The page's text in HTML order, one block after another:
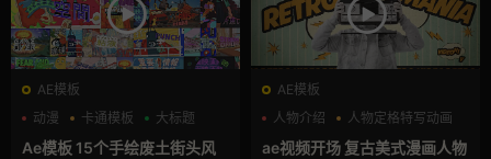
AE模板
动漫
卡通模板 大标题
Ae模板 15个手绘废土街头风
AE模板
人物介绍
人物定格特写动画
动漫
ae视频开场 复古美式漫画人物